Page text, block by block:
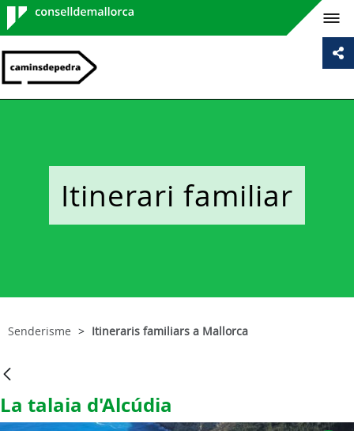
Consell de
Mallorca
Itinerari familiar
Senderisme Itineraris familiars a Mallorca
La talaia d'Alcúdia